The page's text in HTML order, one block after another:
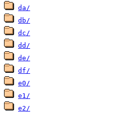
da/
db/
dc/
dd/
de/
df/
e0/
e1/
e2/